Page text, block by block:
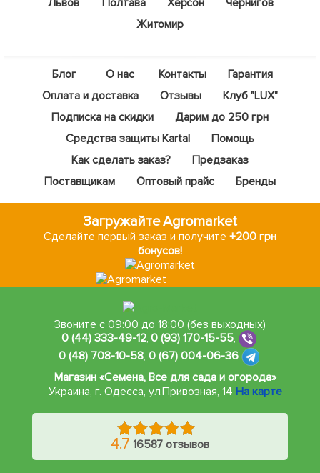
Львов
Полтава Херсон
Чернигов
Житомир
Блог О нас Контакты
Гарантия
Оплата и доставка
Отзывы
Клуб "LUX"
Подписка на скидки
Дарим до 250 грн
Средства защиты Kartal
Помощь
Как сделать заказ?
Предзаказ
Поставщикам
Оптовый прайс Бренды
Загружайте Agromarket
Сделайте первый заказ и получите +200 грн
бонусов!
Звоните с 09:00 до 18:00 (без выходных)
0 (44) 333-49-12,0 (93) 170-15-55,
0 (48) 708-10-58, 0 (67) 004-06-36
Магазин «Семена, Все для сада и огорода»
Украина, г. Одесса, ул.Привозная, 14 На карте
4.7 16587 отзывов